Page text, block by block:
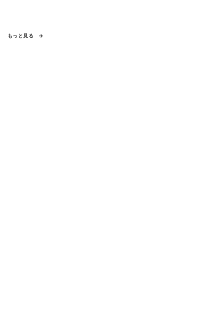
もっと見る